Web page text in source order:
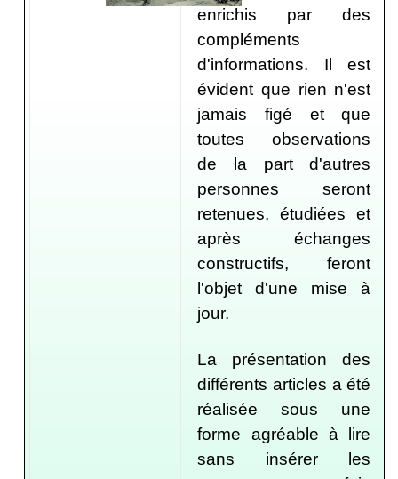
enrichis par des
compléments
d'informations. Il est
évident que rien n'est
jamais figé et que
toutes observations
de la part d'autres
personnes seront
retenues, étudiées et
après échanges
constructifs, feront
l'objet d'une mise à
jour.
La présentation des
différents articles a été
réalisée sous une
forme agréable à lire
sans insérer les